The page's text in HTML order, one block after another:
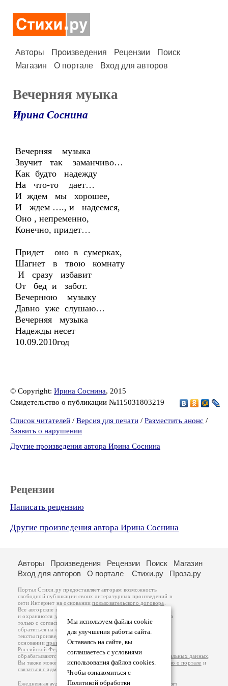
Авторы Произведения Рецензии
Поиск
Магазин
О портале Вход для авторов
Вечерняя муыка
Ирина Соснина
Вечерняя музыка
Звучит так заманчиво…
Как будто надежду
На что-то дает…
И ждем мы хорошее,
И ждем …., и надеемся,
Оно , непременно,
Конечно, придет…
Придет оно в сумерках,
Шагнет в твою комнату
И сразу избавит
От бед и забот.
Вечернюю музыку
Давно уже слушаю…
Вечерняя музыка
Надежды несет
10.09.2010год
© Copyright: Ирина Соснина, 2015
Свидетельство о публикации №115031803219
Список читателей / Версия для печати / Разместить анонс /
Заявить о нарушении
Другие произведения автора Ирина Соснина
Рецензии
Написать рецензию
Другие произведения автора Ирина Соснина
Мы используем файлы cookie
для улучшения работы сайта.
Оставаясь на сайте, вы
соглашаетесь с условиями
использования файлов cookies.
Чтобы ознакомиться с
Политикой обработки
Авторы Произведения Рецензии Поиск
Магазин
Вход для авторов
О портале Стихи.ру Проза.ру
Портал Стихи.ру предоставляет авторам возможность
свободной публикации своих литературных произведений в
сети Интернет на основаниипользовательского договора
Все авторские права на произведения принадлежат авторам
и охраняются законом
. Перепечатка произведений возможна
только с согласия его автора, к которому вы можете
обратиться на его авторской странице. Ответственность за
тексты произведений авторы несут самостоятельно на
основанииправил публикацииизаконодательства
Российской Федерации
обрабатываются на основанииПолитики обработки персональных данных
Вы также можете посмотреть более подробнуюинформацию о портале и
связаться с администрацией
Ежедневная аудитория портала Стихи.ру – порядка 200 тысяч